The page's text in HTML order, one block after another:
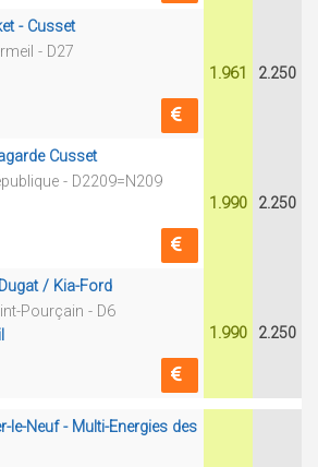
- Cusset
- D27
1.961 2.250
Cusset
- D2209=N209
1.990 2.250
/ Kia-Ford
Pourçain - D6
1.990 2.250
le-Neuf - Multi-Energies des